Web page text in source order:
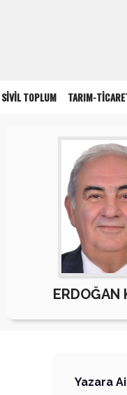
SİVİL TOPLUM TARIM-
ERDOĞAN
Yazara